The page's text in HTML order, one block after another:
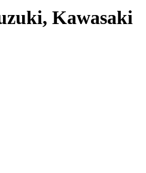
Kawasaki